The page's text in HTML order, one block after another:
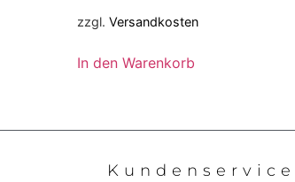
zzgl. Versandkosten
In den Warenkorb
Kundenservice